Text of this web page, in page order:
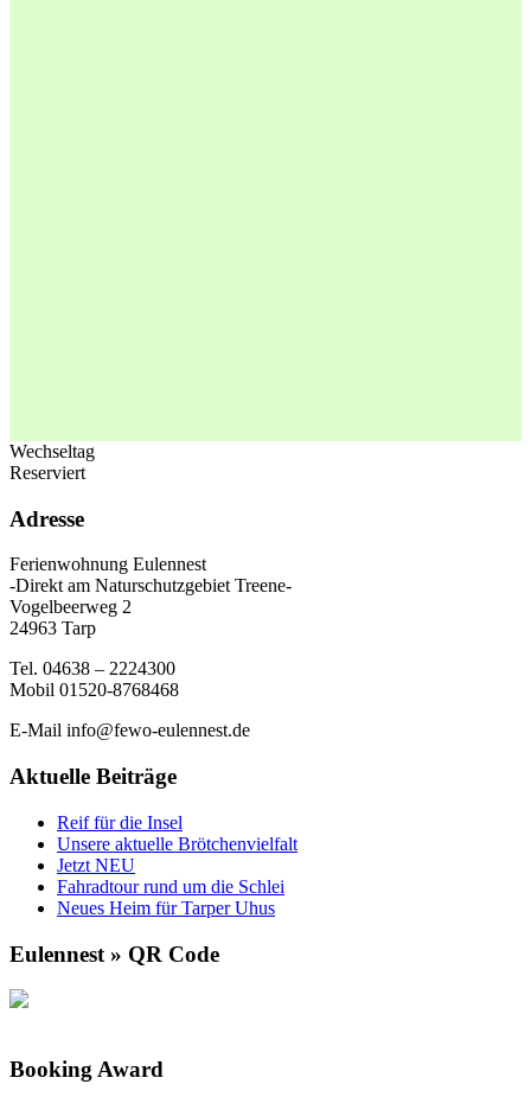
Wechseltag
Reserviert
Adresse
Ferienwohnung Eulennest
-Direkt am Naturschutzgebiet Treene-
Vogelbeerweg 2
24963 Tarp
Tel. 04638 – 2224300
Mobil 01520-8768468
E-Mail info@fewo-eulennest.de
Aktuelle Beiträge
Reif für die Insel
Unsere aktuelle Brötchenvielfalt
Jetzt NEU
Fahradtour rund um die Schlei
Neues Heim für Tarper Uhus
Eulennest » QR Code
Booking Award